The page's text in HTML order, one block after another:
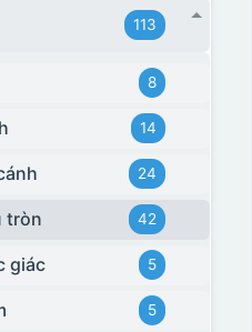
113
8
14
24
tròn 42
giác 5
5